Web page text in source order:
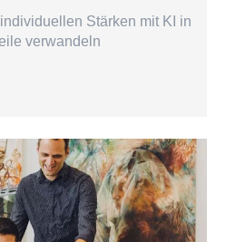
Stärken mit KI in
verwandeln